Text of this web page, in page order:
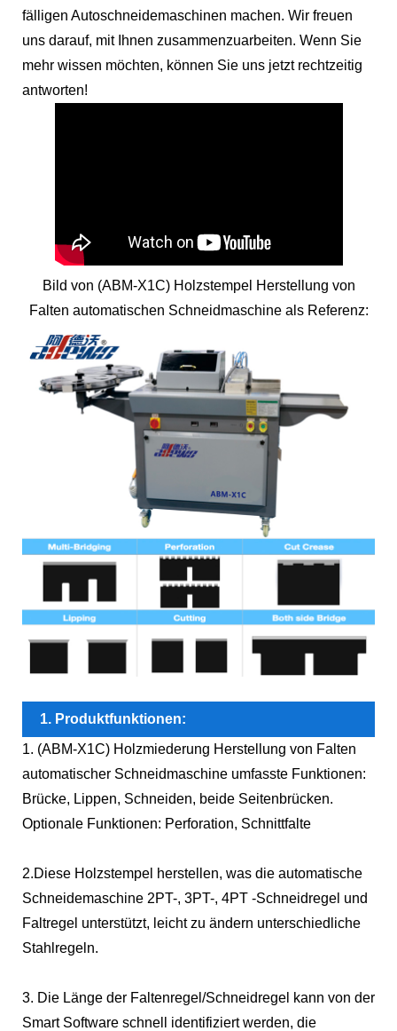
fälligen Autoschneidemaschinen machen. Wir freuen
uns darauf, mit Ihnen zusammenzuarbeiten. Wenn Sie
mehr wissen möchten, können Sie uns jetzt rechtzeitig
antworten!
Bild von (ABM-X1C) Holzstempel Herstellung von
Falten automatischen Schneidmaschine als Referenz:
1. Produktfunktionen:
1. (ABM-X1C) Holzmiederung Herstellung von Falten
automatischer Schneidmaschine umfasste Funktionen:
Brücke, Lippen, Schneiden, beide Seitenbrücken.
Optionale Funktionen: Perforation, Schnittfalte
2.Diese Holzstempel herstellen, was die automatische
Schneidemaschine 2PT-, 3PT-, 4PT -Schneidregel und
Faltregel unterstützt, leicht zu ändern unterschiedliche
Stahlregeln.
3. Die Länge der Faltenregel/Schneidregel kann von der
Smart Software schnell identifiziert werden, die